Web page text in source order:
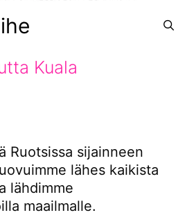
Kuala
Ruotsissa sijainneen
lähes kaikista
lähdimme
maailmalle.